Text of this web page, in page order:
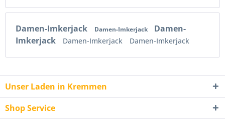
Damen-Imkerjack Damen-Imkerjack
Damen-
Imkerjack
Damen-Imkerjack Damen-Imkerjack
Unser Laden in Kremmen
Shop Service